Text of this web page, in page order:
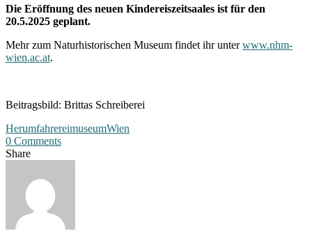
Die Eröffnung des neuen Kindereiszeitsaales ist für den
20.5.2025 geplant.
Mehr zum Naturhistorischen Museum findet ihr unterwww.nhm-
wien.ac.at.
Beitragsbild: Brittas Schreiberei
HerumfahrereimuseumWien
0 Comments
Share